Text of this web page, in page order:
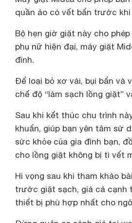
quần áo có vết bẩn trước
Bộ hẹn giờ giặt này cho
phụ nữ hiện đại, máy giặt
đình.
Để loại bỏ xơ vải, bụi bẩn và
chế độ “làm sạch lồng giặt”
Sau khi kết thúc chu trình
khuẩn, giúp bạn yên tâm sử
sức khỏe của gia đình bạn,
cho lồng giặt không bị tì vết
Hi vọng sau khi tham khảo
trước giặt sạch, giá cả
thiết bị phù hợp nhất cho